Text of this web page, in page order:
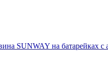
SUNWAY на батарейках